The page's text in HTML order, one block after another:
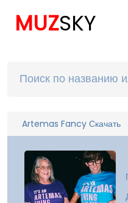
MUZSKY
Artemas Fancy Скачать